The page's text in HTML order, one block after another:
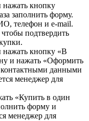
кнопку
заполнить форму.
телефон и e-mail.
подтвердить
нажать кнопку «В
и нажать «Оформить
контактными данными
менеджер для
«Купить в один
форму и
менеджер для